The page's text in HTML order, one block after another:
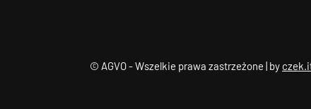
© AGVO - Wszelkie prawa zastrzeżone | by